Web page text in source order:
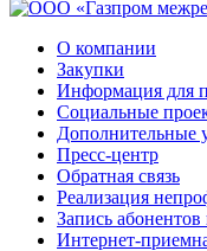
О компании
Закупки
Информация для
Социальные
Дополнительные
Пресс-центр
Обратная связь
Реализация
Запись
Интернет-